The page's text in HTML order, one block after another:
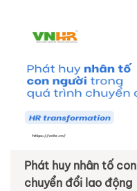
Phát huy nhân tố
chuyển đổi lao động